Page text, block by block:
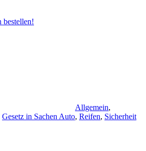
Allgemein,
Gesetz in Sachen Auto, Reifen, Sicherheit